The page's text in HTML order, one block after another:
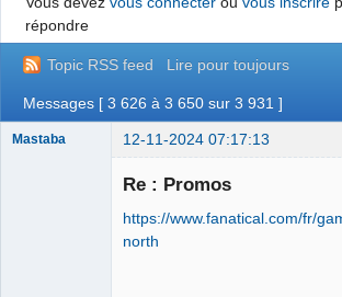
répondre
Topic RSS feed Lire pour toujours
Messages [ 3 626 à 3 650 sur 3 931 ]
Mastaba 12-11-2024 07:17:13
OPTIJANCOMATIQUE
Re : Promos
https://www.fanatical.com/fr/
north